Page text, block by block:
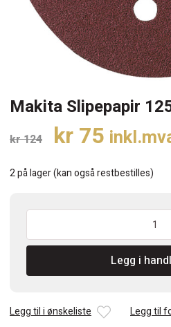
Makita Slipepapir
kr124 Opprinnelig
var:
kr 124.
kr75
er:
kr 75.
2 på lager (kan også restbestilles)
125mm
antall
Legg i
Legg til i ønskeliste Legg til